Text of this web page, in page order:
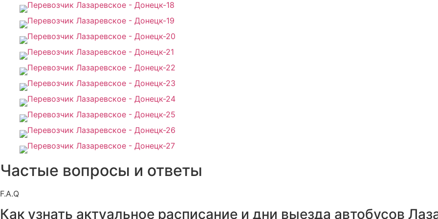
Частые вопросы и ответы
F.A.Q
Как узнать актуальное расписание и дни выезда автобусов